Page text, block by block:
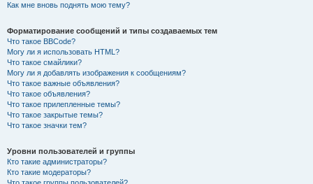
Как мне вновь поднять мою тему?
Форматирование сообщений и типы создаваемых тем
Что такое BBCode?
Могу ли я использовать HTML?
Что такое смайлики?
Могу ли я добавлять изображения к сообщениям?
Что такое важные объявления?
Что такое объявления?
Что такое прилепленные темы?
Что такое закрытые темы?
Что такое значки тем?
Уровни пользователей и группы
Кто такие администраторы?
Кто такие модераторы?